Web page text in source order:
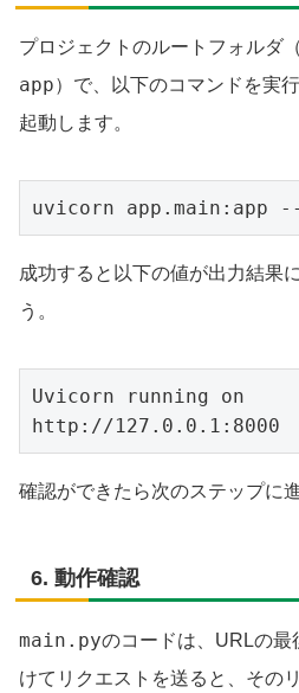
プロジェクトのルートフォルダ（
app）で、以下のコマンドを実
起動します。
uvicorn app.main:app
成功すると以下の値が出力結果
う。
Uvicorn running on
http://127.0.0.1:8000
確認ができたら次のステップに
6. 動作確認
main.pyのコードは、URLの最
けてリクエストを送ると、その